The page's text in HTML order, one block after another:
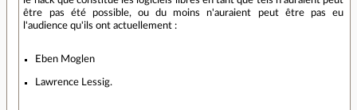
être pas été possible, ou du moins n'auraient peut être pas eu
l'audience qu'ils ont actuellement :
Eben Moglen
Lawrence Lessig.